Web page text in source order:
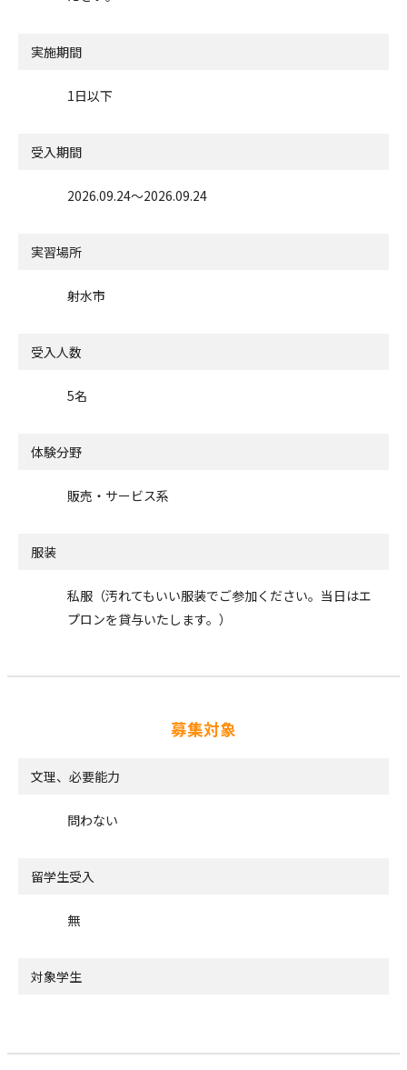
実施期間
1日以下
受入期間
2026.09.24〜2026.09.24
実習場所
射水市
受入人数
5名
体験分野
販売・サービス系
服装
私服（汚れてもいい服装でご参加ください。当日はエ
プロンを貸与いたします。）
募集対象
文理、必要能力
問わない
留学生受入
無
対象学生